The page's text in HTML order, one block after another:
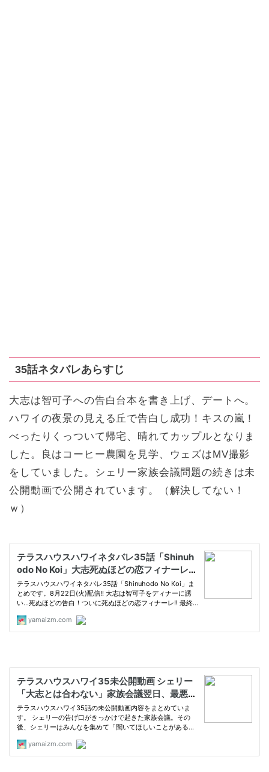
35話ネタバレあらすじ
大志は智可子への告白台本を書き上げ、デートへ。
ハワイの夜景の見える丘で告白し成功！キスの嵐！
べったりくっついて帰宅、晴れてカップルとなりま
した。良はコーヒー農園を見学、ウェズはMV撮影
をしていました。シェリー家族会議問題の続きは未
公開動画で公開されています。（解決してない！
ｗ）